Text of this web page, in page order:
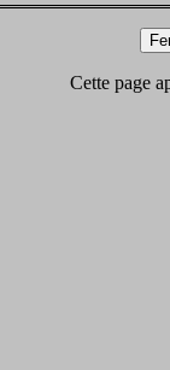
Cette page